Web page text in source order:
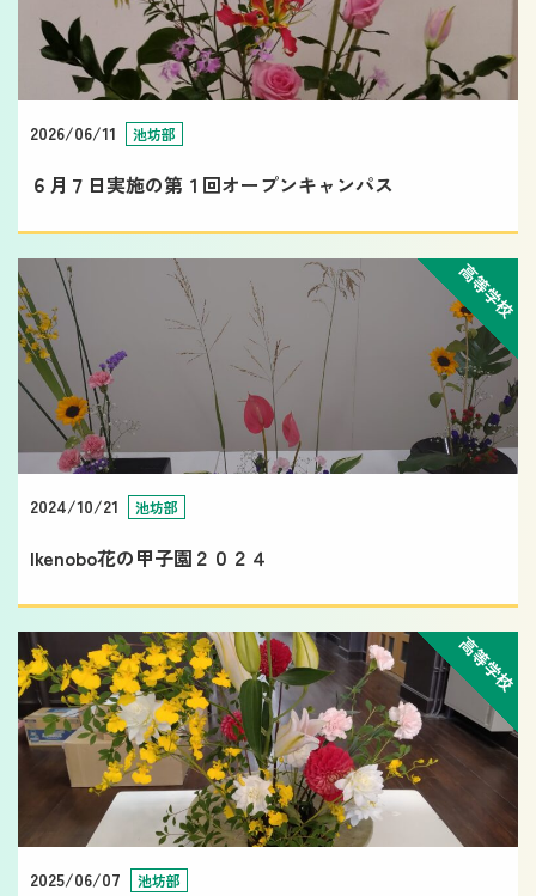
2026/06/11 池坊部
６月７日実施の第１回オープンキャンパス
高等学校
2024/10/21 池坊部
Ikenobo花の甲子園２０２４
高等学校
2025/06/07 池坊部